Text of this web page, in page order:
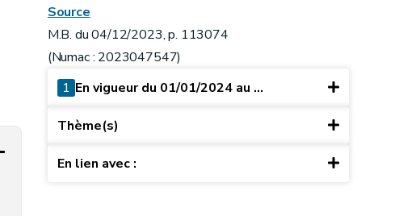
Source
M.B. du 04/12/2023, p. 113074
(Numac : 2023047547)
1 En vigueur du 01/01/2024 au ...
Thème(s)
En lien avec :